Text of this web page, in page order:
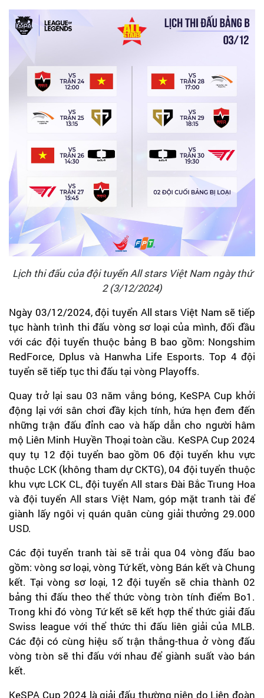
Lịch thi đấu của đội tuyển All stars Việt Nam ngày thứ
2 (3/12/2024)
Ngày 03/12/2024, đội tuyển All stars Việt Nam sẽ tiếp
tục hành trình thi đấu vòng sơ loại của mình, đối đầu
với các đội tuyển thuộc bảng B bao gồm: Nongshim
RedForce, Dplus và Hanwha Life Esports. Top 4 đội
tuyển sẽ tiếp tục thi đấu tại vòng Playoffs.
Quay trở lại sau 03 năm vắng bóng, KeSPA Cup khởi
động lại với sân chơi đầy kịch tính, hứa hẹn đem đến
những trận đấu đỉnh cao và hấp dẫn cho người hâm
mộ Liên Minh Huyền Thoại toàn cầu. KeSPA Cup 2024
quy tụ 12 đội tuyển bao gồm 06 đội tuyển khu vực
thuộc LCK (không tham dự CKTG), 04 đội tuyển thuộc
khu vực LCK CL, đội tuyển All stars Đài Bắc Trung Hoa
và đội tuyển All stars Việt Nam, góp mặt tranh tài để
giành lấy ngôi vị quán quân cùng giải thưởng 29.000
USD.
Các đội tuyển tranh tài sẽ trải qua 04 vòng đấu bao
gồm: vòng sơ loại, vòng Tứ kết, vòng Bán kết và Chung
kết. Tại vòng sơ loại, 12 đội tuyển sẽ chia thành 02
bảng thi đấu theo thể thức vòng tròn tính điểm Bo1.
Trong khi đó vòng Tứ kết sẽ kết hợp thể thức giải đấu
Swiss league với thể thức thi đấu liên giải của MLB.
Các đội có cùng hiệu số trận thắng-thua ở vòng đấu
vòng tròn sẽ thi đấu với nhau để giành suất vào bán
kết.
KeSPA Cup 2024 là giải đấu thường niên do Liên đoàn